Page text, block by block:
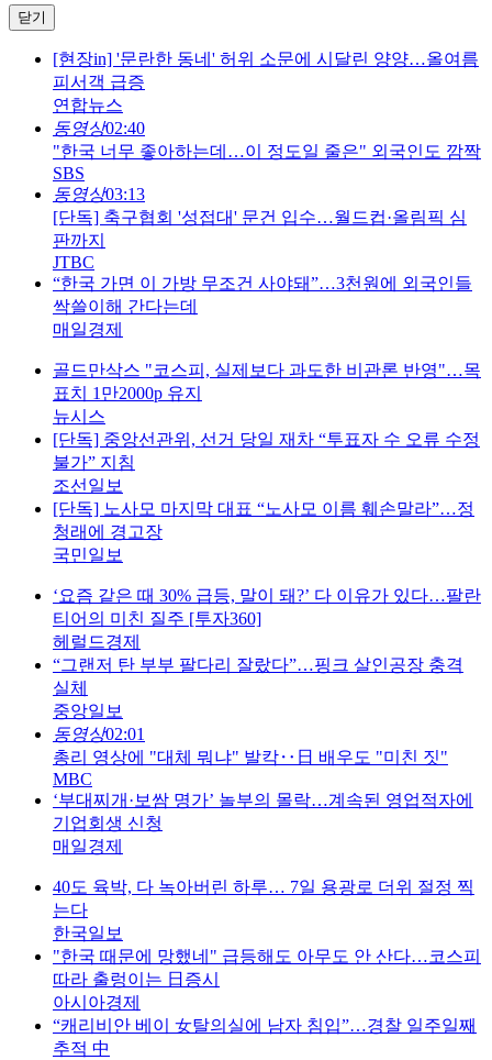
닫기
[현장in] '문란한 동네' 허위 소문에 시달린 양양…올여름
피서객 급증
연합뉴스
동영상02:40
"한국 너무 좋아하는데…이 정도일 줄은" 외국인도 깜짝
SBS
동영상03:13
[단독] 축구협회 '성접대' 문건 입수…월드컵·올림픽 심
판까지
JTBC
“한국 가면 이 가방 무조건 사야돼”…3천원에 외국인들
싹쓸이해 간다는데
매일경제
골드만삭스 "코스피, 실제보다 과도한 비관론 반영"…목
표치 1만2000p 유지
뉴시스
[단독] 중앙선관위, 선거 당일 재차 “투표자 수 오류 수정
불가” 지침
조선일보
[단독] 노사모 마지막 대표 “노사모 이름 훼손말라”…정
청래에 경고장
국민일보
‘요즘 같은 때 30% 급등, 말이 돼?’ 다 이유가 있다…팔란
티어의 미친 질주 [투자360]
헤럴드경제
“그랜저 탄 부부 팔다리 잘랐다”…핑크 살인공장 충격
실체
중앙일보
동영상02:01
총리 영상에 "대체 뭐냐" 발칵‥日 배우도 "미친 짓"
MBC
‘부대찌개·보쌈 명가’ 놀부의 몰락…계속된 영업적자에
기업회생 신청
매일경제
40도 육박, 다 녹아버린 하루… 7일 용광로 더위 절정 찍
는다
한국일보
"한국 때문에 망했네" 급등해도 아무도 안 산다…코스피
따라 출렁이는 日증시
아시아경제
“캐리비안 베이 女탈의실에 남자 침입”…경찰 일주일째
추적 中